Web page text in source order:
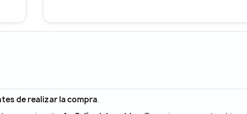
de realizar la compra.